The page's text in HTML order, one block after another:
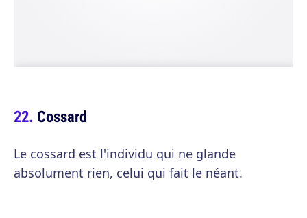
Cossard
Le cossard est l'individu qui ne glande
absolument rien, celui qui fait le néant.